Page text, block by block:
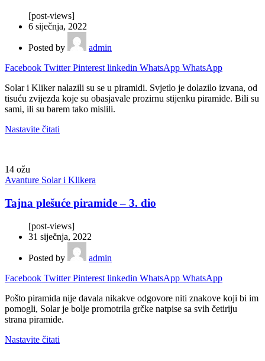
[post-views]
6 siječnja, 2022
Posted by
admin
Facebook Twitter Pinterest linkedin WhatsApp WhatsApp
Solar i Kliker nalazili su se u piramidi. Svjetlo je dolazilo izvana, od
tisuću zvijezda koje su obasjavale prozirnu stijenku piramide. Bili su
sami, ili su barem tako mislili.
Nastavite čitati
14 ožu
Avanture Solar i Klikera
Tajna plešuće piramide – 3. dio
[post-views]
31 siječnja, 2022
Posted by
admin
Facebook Twitter Pinterest linkedin WhatsApp WhatsApp
Pošto piramida nije davala nikakve odgovore niti znakove koji bi im
pomogli, Solar je bolje promotrila grčke natpise sa svih četiriju
strana piramide.
Nastavite čitati